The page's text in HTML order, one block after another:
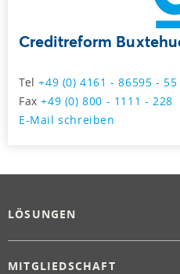
Creditreform
Tel+49 (0) 4161 - 86595 - 55
Fax+49 (0) 800 - 1111 - 228
E-Mail schreiben
LÖSUNGEN
MITGLIEDSCHAFT